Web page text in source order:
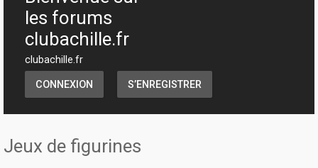
les forums
clubachille.fr
clubachille.fr
CONNEXION S’ENREGISTRER
Jeux de figurines